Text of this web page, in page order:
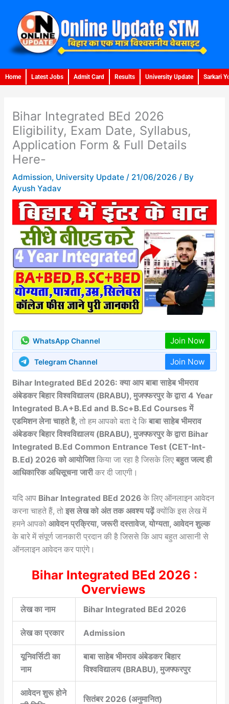
content
Home Latest Jobs Admit Card Results University Update Sarkari
Bihar Integrated BEd 2026
Eligibility, Exam Date, Syllabus,
Application Form & Full Details
Here-
Admission, University Update/ 21/06/2026 / By
Ayush Yadav
WhatsApp Channel Join Now
Telegram Channel Join Now
Bihar Integrated BEd 2026: क्या आप बाबा साहेब भीमराव
अंबेडकर बिहार विश्वविद्यालय (BRABU), मुजफ्फरपुर के द्वारा 4 Year
Integrated B.A+B.Ed and B.Sc+B.Ed Courses में
एडमिशन लेना चाहते है, तो हम आपको बता दे किबाबा साहेब भीमराव
अंबेडकर बिहार विश्वविद्यालय (BRABU), मुजफ्फरपुर के द्वारा Bihar
Integrated B.Ed Common Entrance Test (CET-Int-
B.Ed) 2026 को आयोजितकिया जा रहा है जिसके लिए बहुत जल्द ही
आधिकारिक अधिसूचना जारीकर दी जाएगी।
यदि आप Bihar Integrated BEd 2026के लिए ऑनलाइन आवेदन
करना चाहते हैं, तो इस लेख को अंत तक अवश्य पढ़ेंक्योंकि इस लेख में
हमने आपको आवेदन प्रक्रिया, जरूरी दस्तावेज, योग्यता, आवेदन शुल्क
के बारे में संपूर्ण जानकारी प्रदान की है जिससे कि आप बहुत आसानी से
ऑनलाइन आवेदन कर पाएंगे।
Bihar Integrated BEd 2026 :
Overviews
लेख का नाम Bihar Integrated BEd 2026
लेख का प्रकार Admission
यूनिवर्सिटी का
नाम
बाबा साहेब भीमराव अंबेडकर बिहार
विश्वविद्यालय (BRABU), मुजफ्फरपुर
आवेदन शुरू होने
सितंबर 2026 (अनुमानित)